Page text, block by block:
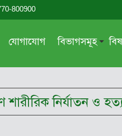
800900
যোগাযোগ বিভাগসমূহ
দরসে কুরআন
নির্যাতন ও